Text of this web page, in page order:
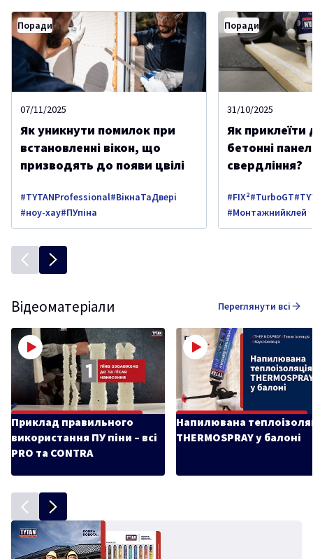
Поради
07/11/2025
Як уникнути помилок при
встановленні вікон, що
призводять до появи цвілі
#TYTANProfessional#ВікнаТаДвері
#ноу-хау#ПУпіна
Поради
31/10/2025
Як приклеїти
бетонні
свердління?
#FIX²#TurboGT
#Монтажнийклей
Відеоматеріали Переглянути всі
Приклад правильного
використання ПУ піни – всі
PRO та CONTRA
Напилювана
THERMOSPRAY у балоні